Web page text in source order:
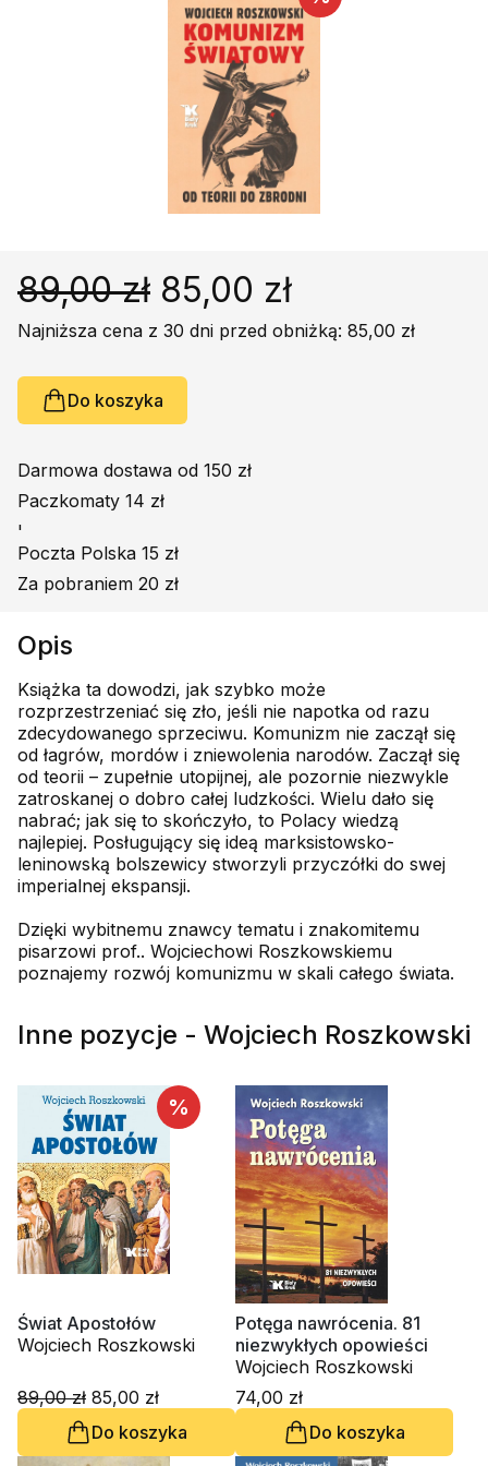
Poradniki, leksykony...
Promocja
89,00 zł 85,00 zł
Najniższa cena z 30 dni przed obniżką: 85,00 zł
Do koszyka
Darmowa dostawa od 150 zł
Paczkomaty 14 zł
'
Poczta Polska 15 zł
Za pobraniem 20 zł
Opis
Książka ta dowodzi, jak szybko może
rozprzestrzeniać się zło, jeśli nie napotka od razu
zdecydowanego sprzeciwu. Komunizm nie zaczął się
od łagrów, mordów i zniewolenia narodów. Zaczął się
od teorii – zupełnie utopijnej, ale pozornie niezwykle
zatroskanej o dobro całej ludzkości. Wielu dało się
nabrać; jak się to skończyło, to Polacy wiedzą
najlepiej. Posługujący się ideą marksistowsko-
leninowską bolszewicy stworzyli przyczółki do swej
imperialnej ekspansji.
Dzięki wybitnemu znawcy tematu i znakomitemu
pisarzowi prof.. Wojciechowi Roszkowskiemu
poznajemy rozwój komunizmu w skali całego świata.
Inne pozycje - Wojciech Roszkowski
%
Świat Apostołów
Wojciech Roszkowski
89,00 zł 85,00 zł
Do koszyka
Potęga nawrócenia. 81
niezwykłych opowieści
Wojciech Roszkowski
74,00 zł
Do koszyka